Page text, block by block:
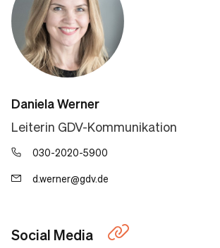
Daniela Werner
Leiterin GDV-Kommunikation
030-2020-5900
d.werner@gdv.de
Social Media